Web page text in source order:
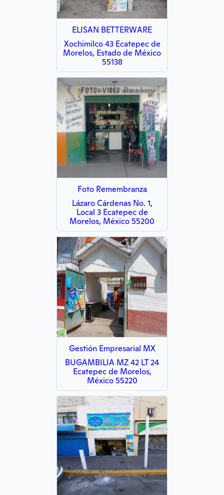
ELISAN BETTERWARE
Xochimilco 43 Ecatepec de
Morelos, Estado de México
55138
Foto Remembranza
Lázaro Cárdenas No. 1,
Local 3 Ecatepec de
Morelos, México 55200
Gestión Empresarial MX
BUGAMBILIA MZ 42 LT 24
Ecatepec de Morelos,
México 55220